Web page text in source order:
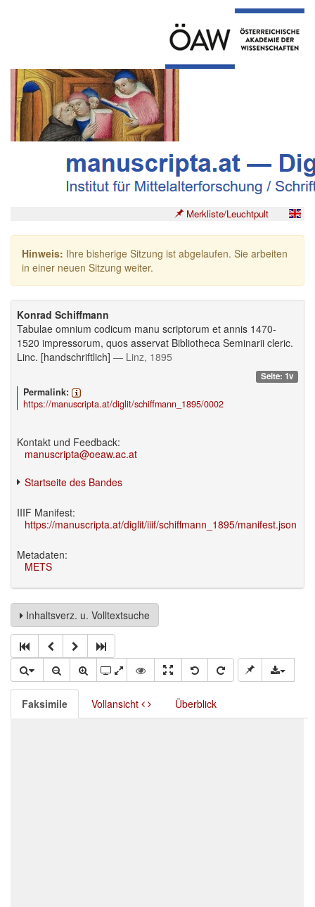
Merkliste/Leuchtpult
Hinweis: Ihre bisherige Sitzung ist abgelaufen. Sie arbeiten
in einer neuen Sitzung weiter.
Konrad Schiffmann
Tabulae omnium codicum manu scriptorum et annis 1470-
1520 impressorum, quos asservat Bibliotheca Seminarii cleric.
Linc. [handschriftlich] — Linz, 1895
Seite: 1v
Permalink:
https://manuscripta.at/diglit/schiffmann_1895/0002
Kontakt und Feedback:
manuscripta@oeaw.ac.at
Startseite des Bandes
IIIF Manifest:
https://manuscripta.at/diglit/iiif/schiffmann_1895/manifest.json
Metadaten:
METS
Inhaltsverz. u. Volltextsuche
Faksimile Vollansicht Überblick